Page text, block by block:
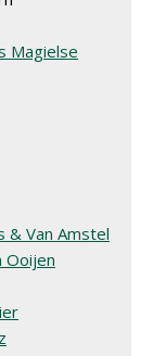
Magielse
& Van Amstel
Ooijen